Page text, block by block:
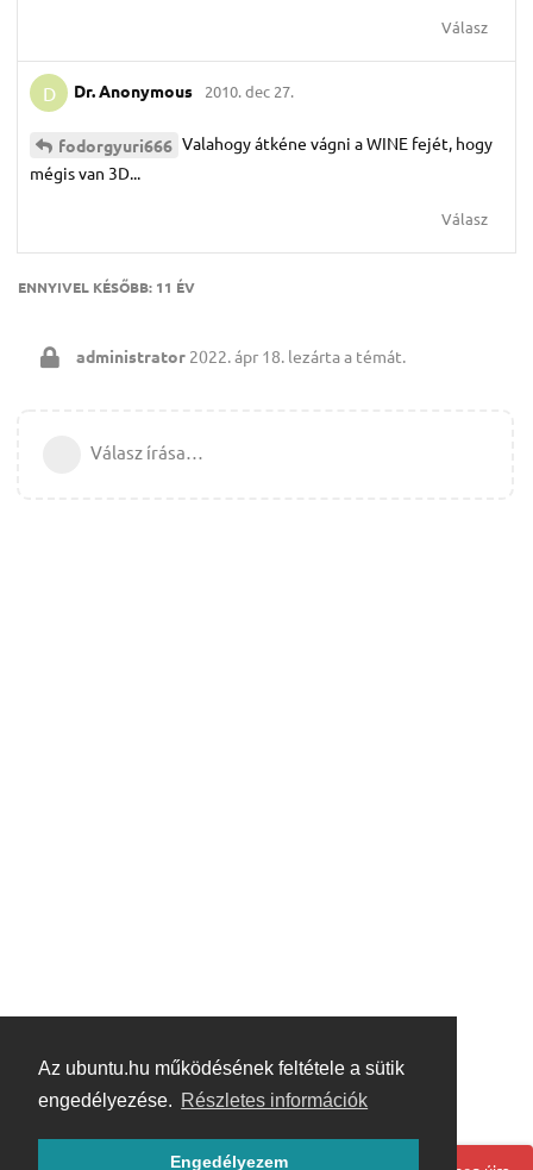
Az ubuntu.hu működésének feltétele a sütik
engedélyezése. Részletes információk
Engedélyezem
Válasz
D Dr.​ Anonymous 2010. dec 27.
fodorgyuri666 Valahogy átkéne vágni a WINE fejét, hogy
mégis van 3D...
Válasz
ENNYIVEL KÉSŐBB: 11 ÉV
administrator 2022. ápr 18. lezárta a témát.
Válasz írása…